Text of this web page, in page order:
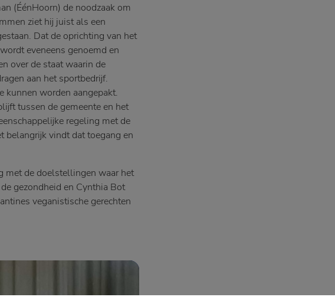
(ÉénHoorn) de noodzaak om
ziet hij juist als een
Dat de oprichting van het
eveneens genoemd en
over de staat waarin de
aan het sportbedrijf.
kunnen worden aangepakt.
tussen de gemeente en het
regeling met de
belangrijk vindt dat toegang en
met de doelstellingen waar het
gezondheid en Cynthia Bot
veganistische gerechten